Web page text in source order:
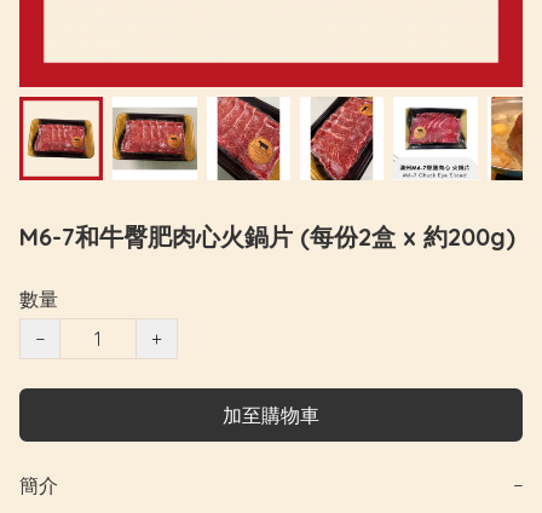
M6-7和牛臀肥肉心火鍋片 (每份2盒 x 約200g)
數量
−
+
加至購物車
簡介 −